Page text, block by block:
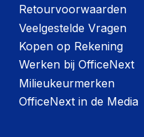
Retourvoorwaarden
Veelgestelde Vragen
Kopen op Rekening
Werken bij OfficeNext
Milieukeurmerken
OfficeNext in de Media